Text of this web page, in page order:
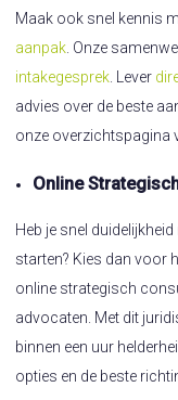
Maak ook snel kennis
aanpak. Onze
intakegesprek. Lever
advies over de beste
onze overzichtspagina
Online
Heb je snel
starten? Kies dan voor
online strategisch
advocaten. Met dit
binnen een uur
opties en de beste